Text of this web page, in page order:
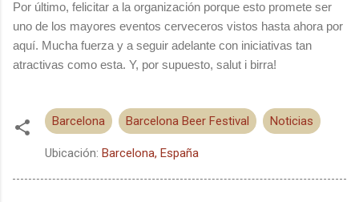
Por último, felicitar a la organización porque esto promete ser
uno de los mayores eventos cerveceros vistos hasta ahora por
aquí. Mucha fuerza y a seguir adelante con iniciativas tan
atractivas como esta. Y, por supuesto, salut i birra!
Barcelona Barcelona Beer Festival Noticias
Ubicación: Barcelona, España